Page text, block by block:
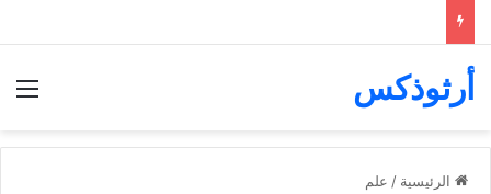
أرثوذكس
الرئيسية / علم